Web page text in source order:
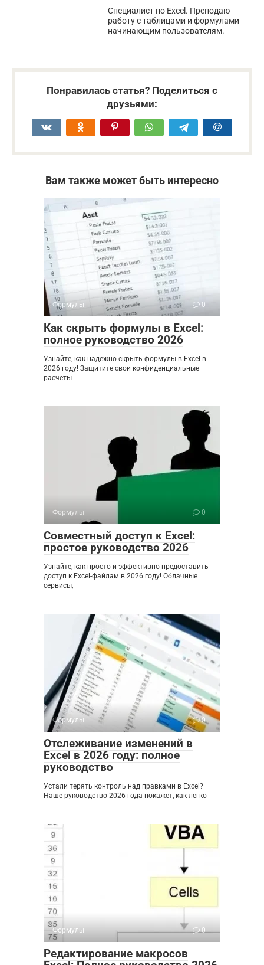
Специалист по Excel. Преподаю
работу с таблицами и формулами
начинающим пользователям.
Понравилась статья? Поделиться с
друзьями:
Вам также может быть интересно
Формулы 0
Как скрыть формулы в Excel:
полное руководство 2026
Узнайте, как надежно скрыть формулы в Excel в
2026 году! Защитите свои конфиденциальные
расчеты
Формулы 0
Совместный доступ к Excel:
простое руководство 2026
Узнайте, как просто и эффективно предоставить
доступ к Excel-файлам в 2026 году! Облачные
сервисы,
Формулы 0
Отслеживание изменений в
Excel в 2026 году: полное
руководство
Устали терять контроль над правками в Excel?
Наше руководство 2026 года покажет, как легко
Формулы 0
Редактирование макросов